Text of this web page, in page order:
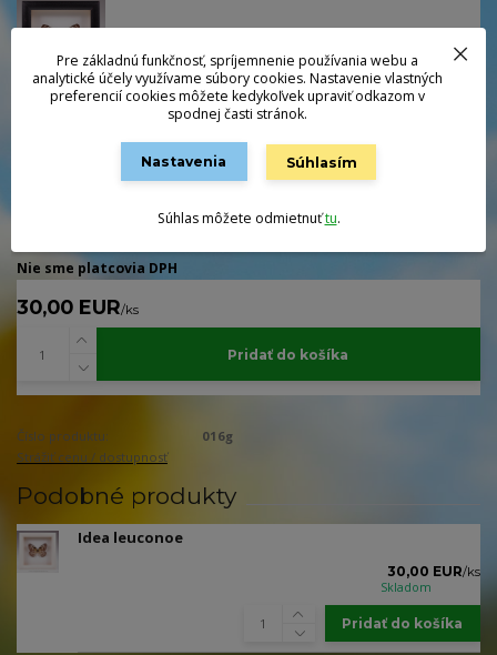
"Stromová víla", kvôli jeho vznášavému, neuponáhľaného letu v
korunách stromov.Š20 x 20 cm, matná čiernacelý popis
Skladom
Nie sme platcovia DPH
30,00 EUR/ks
Pridať do košíka
Číslo produktu:
016g
Strážiť cenu / dostupnosť
Podobné produkty
Idea leuconoe
30,00 EUR/ks
Skladom
Pridať do košíka
Pre základnú funkčnosť, spríjemnenie používania webu a
analytické účely využívame súbory cookies. Nastavenie vlastných
preferencií cookies môžete kedykoľvek upraviť odkazom v
spodnej časti stránok.
Nastavenia Súhlasím
Súhlas môžete odmietnuťtu.